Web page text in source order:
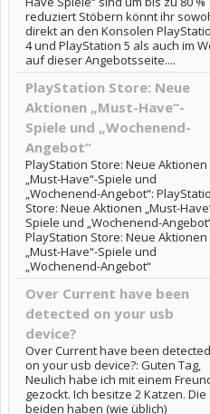
reduziert Stöbern könnt ihr
direkt an den Konsolen
4 und PlayStation 5 als auch im
auf dieser Angebotsseite....
PlayStation Store: Neue
Aktionen „Must-Have“-
Spiele und „Wochenend-
Angebot“
PlayStation Store: Neue Aktionen
„Must-Have“-Spiele und
„Wochenend-Angebot“:
Store: Neue Aktionen „Must-
Spiele und „Wochenend-
PlayStation Store: Neue Aktionen
„Must-Have“-Spiele und
„Wochenend-Angebot“
Over Current have been
detected on your usb
device?
Over Current have been detected
on your usb device?: Guten Tag,
Neulich habe ich mit einem
gezockt. Ich besitze 2 Katzen. Die
beiden haben (wie üblich)